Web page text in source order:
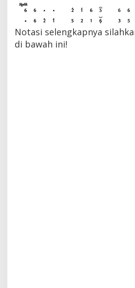
Notasi selengkapnya
di bawah ini!